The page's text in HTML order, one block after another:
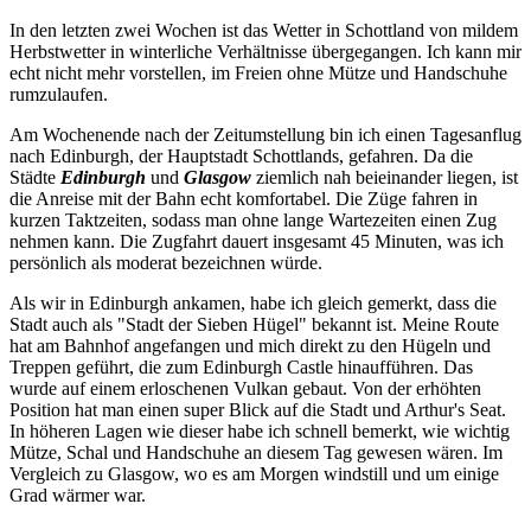
In den letzten zwei Wochen ist das Wetter in Schottland von mildem
Herbstwetter in winterliche Verhältnisse übergegangen. Ich kann mir
echt nicht mehr vorstellen, im Freien ohne Mütze und Handschuhe
rumzulaufen.
Am Wochenende nach der Zeitumstellung bin ich einen Tagesanflug
nach Edinburgh, der Hauptstadt Schottlands, gefahren. Da die
Städte Edinburgh und Glasgow ziemlich nah beieinander liegen, ist
die Anreise mit der Bahn echt komfortabel. Die Züge fahren in
kurzen Taktzeiten, sodass man ohne lange Wartezeiten einen Zug
nehmen kann. Die Zugfahrt dauert insgesamt 45 Minuten, was ich
persönlich als moderat bezeichnen würde.
Als wir in Edinburgh ankamen, habe ich gleich gemerkt, dass die
Stadt auch als "Stadt der Sieben Hügel" bekannt ist. Meine Route
hat am Bahnhof angefangen und mich direkt zu den Hügeln und
Treppen geführt, die zum Edinburgh Castle hinaufführen. Das
wurde auf einem erloschenen Vulkan gebaut. Von der erhöhten
Position hat man einen super Blick auf die Stadt und Arthur's Seat.
In höheren Lagen wie dieser habe ich schnell bemerkt, wie wichtig
Mütze, Schal und Handschuhe an diesem Tag gewesen wären. Im
Vergleich zu Glasgow, wo es am Morgen windstill und um einige
Grad wärmer war.